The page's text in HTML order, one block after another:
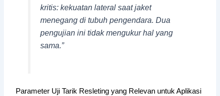
kritis: kekuatan lateral saat jaket
menegang di tubuh pengendara. Dua
pengujian ini tidak mengukur hal yang
sama.”
Parameter Uji Tarik Resleting yang Relevan untuk Aplikasi